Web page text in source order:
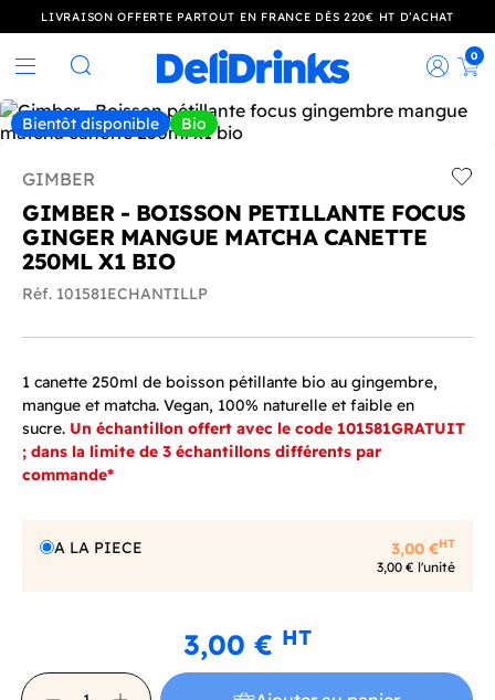
LIVRAISON OFFERTE PARTOUT EN FRANCE DÈS 220€ HT D’ACHAT
Rechercher
0
Bientôt disponible Bio
GIMBER
GIMBER - BOISSON PETILLANTE FOCUS
GINGER MANGUE MATCHA CANETTE
250ML X1 BIO
Réf. 101581ECHANTILLP
1 canette 250ml de boisson pétillante bio au gingembre,
mangue et matcha. Vegan, 100% naturelle et faible en
sucre. Un échantillon offert avec le code 101581GRATUIT
; dans la limite de 3 échantillons différents par
commande*
A LA PIECE 3,00 €HT
3,00 € l'unité
3,00 € HT